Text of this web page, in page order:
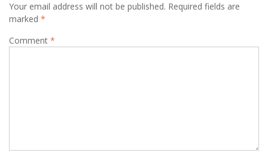
Your email address will not be published. Required fields are
marked *
Comment *